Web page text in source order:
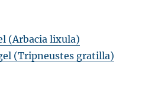
(Arbacia lixula)
(Tripneustes gratilla)